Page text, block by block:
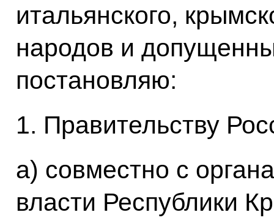
итальянского,
народов и
постановляю:
1. Правительству
а) совместно с
власти Республики